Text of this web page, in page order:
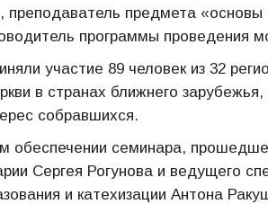
преподаватель предмета
программы проведения
участие 89 человек из 32
в странах ближнего
собравшихся.
обеспечении семинара,
Сергея Рогунова и ведущего
и катехизации Антона